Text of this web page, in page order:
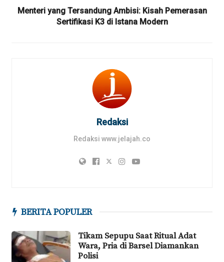
Menteri yang Tersandung Ambisi: Kisah Pemerasan
Sertifikasi K3 di Istana Modern
Redaksi
Redaksi www.jelajah.co
BERITA POPULER
Tikam Sepupu Saat Ritual Adat
Wara, Pria di Barsel Diamankan
Polisi